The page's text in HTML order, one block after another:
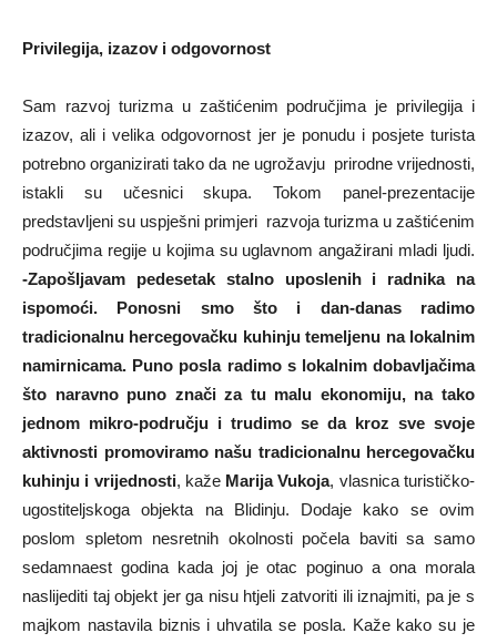
Privilegija, izazov i odgovornost
Sam razvoj turizma u zaštićenim područjima je privilegija i
izazov, ali i velika odgovornost jer je ponudu i posjete turista
potrebno organizirati tako da ne ugrožavju prirodne vrijednosti,
istakli su učesnici skupa. Tokom panel-prezentacije
predstavljeni su uspješni primjeri razvoja turizma u zaštićenim
područjima regije u kojima su uglavnom angažirani mladi ljudi.
-Zapošljavam pedesetak stalno uposlenih i radnika na
ispomoći. Ponosni smo što i dan-danas radimo
tradicionalnu hercegovačku kuhinju temeljenu na lokalnim
namirnicama. Puno posla radimo s lokalnim dobavljačima
što naravno puno znači za tu malu ekonomiju, na tako
jednom mikro-području i trudimo se da kroz sve svoje
aktivnosti promoviramo našu tradicionalnu hercegovačku
kuhinju i vrijednosti, kaže Marija Vukoja, vlasnica turističko-
ugostiteljskoga objekta na Blidinju. Dodaje kako se ovim
poslom spletom nesretnih okolnosti počela baviti sa samo
sedamnaest godina kada joj je otac poginuo a ona morala
naslijediti taj objekt jer ga nisu htjeli zatvoriti ili iznajmiti, pa je s
majkom nastavila biznis i uhvatila se posla. Kaže kako su je